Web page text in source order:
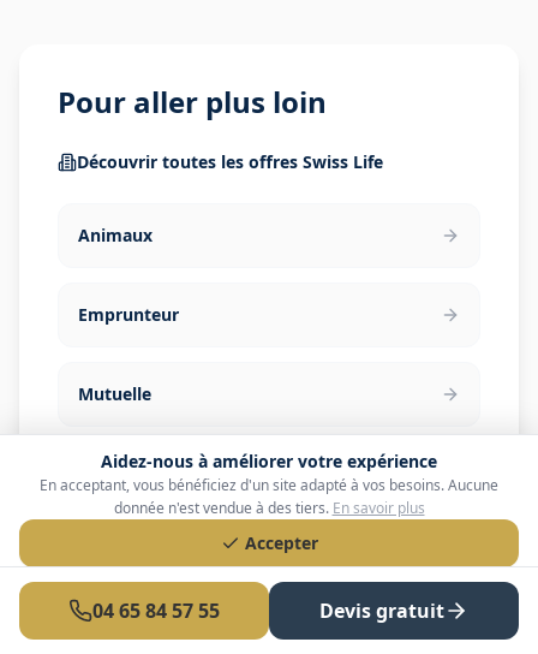
Aidez-nous à améliorer votre expérience
En acceptant, vous bénéficiez d'un site adapté à vos besoins. Aucune
donnée n'est vendue à des tiers. En savoir plus
Accepter
Refuser
Personnaliser
Pour aller plus loin
Découvrir toutes les offres Swiss Life
Animaux
Emprunteur
Mutuelle
Prevoyance Tns
04 65 84 57 55 Devis gratuit